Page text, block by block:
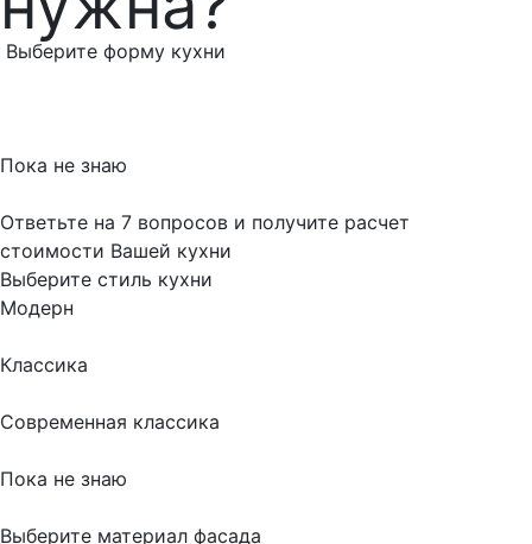
Выберите форму кухни
Пока не знаю
Ответьте на 7 вопросов и получите расчет
стоимости Вашей кухни
Выберите стиль кухни
Модерн
Классика
Современная классика
Пока не знаю
Выберите материал фасада